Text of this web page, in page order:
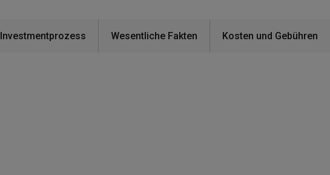
Investmentprozess Wesentliche Fakten Kosten und Gebühren